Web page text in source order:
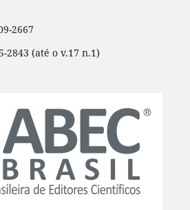
2667
2843 (até o v.17 n.1)